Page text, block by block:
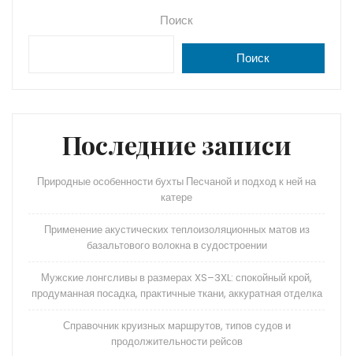
s
ni
Поиск
Поиск
Последние записи
Природные особенности бухты Песчаной и подход к ней на
катере
Применение акустических теплоизоляционных матов из
базальтового волокна в судостроении
Мужские лонгсливы в размерах XS–3XL: спокойный крой,
продуманная посадка, практичные ткани, аккуратная отделка
Справочник круизных маршрутов, типов судов и
продолжительности рейсов